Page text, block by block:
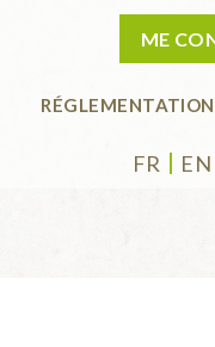
ME
RÉGLEMENTATION
FR EN